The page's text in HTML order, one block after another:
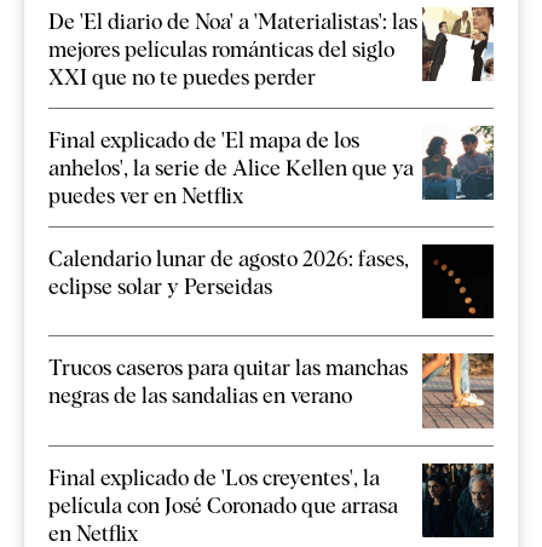
De 'El diario de Noa' a 'Materialistas': las
mejores películas románticas del siglo
XXI que no te puedes perder
Final explicado de 'El mapa de los
anhelos', la serie de Alice Kellen que ya
puedes ver en Netflix
Calendario lunar de agosto 2026: fases,
eclipse solar y Perseidas
Trucos caseros para quitar las manchas
negras de las sandalias en verano
Final explicado de 'Los creyentes', la
película con José Coronado que arrasa
en Netflix